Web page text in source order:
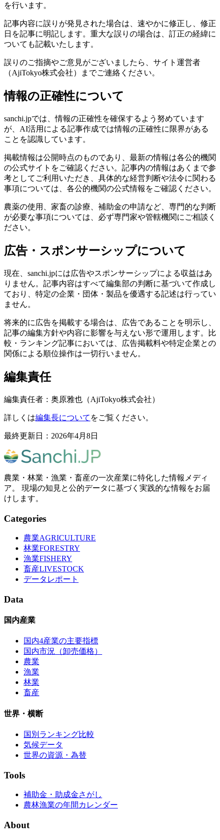
を行います。
記事内容に誤りが発見された場合は、速やかに修正し、修正
日を記事に明記します。重大な誤りの場合は、訂正の経緯に
ついても記載いたします。
誤りのご指摘やご意見がございましたら、サイト運営者
（AjiTokyo株式会社）までご連絡ください。
情報の正確性について
sanchi.jpでは、情報の正確性を確保するよう努めています
が、AI活用による記事作成では情報の正確性に限界がある
ことを認識しています。
掲載情報は公開時点のものであり、最新の情報は各公的機関
の公式サイトをご確認ください。記事内の情報はあくまで参
考としてご利用いただき、具体的な経営判断や法令に関わる
事項については、各公的機関の公式情報をご確認ください。
農薬の使用、家畜の診療、補助金の申請など、専門的な判断
が必要な事項については、必ず専門家や管轄機関にご相談く
ださい。
広告・スポンサーシップについて
現在、sanchi.jpには広告やスポンサーシップによる収益はあ
りません。記事内容はすべて編集部の判断に基づいて作成し
ており、特定の企業・団体・製品を優遇する記述は行ってい
ません。
将来的に広告を掲載する場合は、広告であることを明示し、
記事の編集方針や内容に影響を与えない形で運用します。比
較・ランキング記事においては、広告掲載料や特定企業との
関係による順位操作は一切行いません。
編集責任
編集責任者：奥原雅也（AjiTokyo株式会社）
詳しくは編集長について をご覧ください。
最終更新日：2026年4月8日
農業・林業・漁業・畜産の一次産業に特化した情報メディ
ア。 現場の知見と公的データに基づく実践的な情報をお届
けします。
Categories
農業AGRICULTURE
林業FORESTRY
漁業FISHERY
畜産LIVESTOCK
データレポート
Data
国内産業
国内4産業の主要指標
国内市況（卸売価格）
農業
漁業
林業
畜産
世界・横断
国別ランキング比較
気候データ
世界の資源・為替
Tools
補助金・助成金さがし
農林漁業の年間カレンダー
About